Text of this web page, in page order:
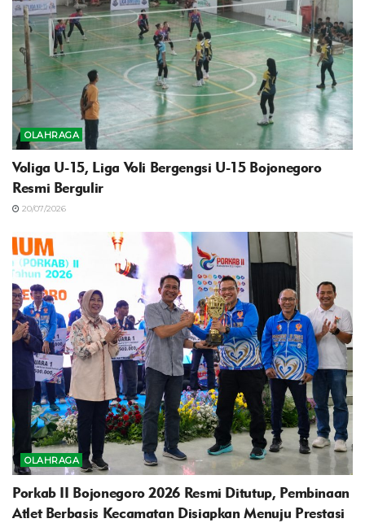
OLAHRAGA
Voliga U-15, Liga Voli Bergengsi U-15 Bojonegoro
Resmi Bergulir
20/07/2026
OLAHRAGA
Porkab II Bojonegoro 2026 Resmi Ditutup, Pembinaan
Atlet Berbasis Kecamatan Disiapkan Menuju Prestasi